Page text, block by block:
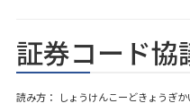
証券コード協
読み方： しょうけんこーどきょうぎか